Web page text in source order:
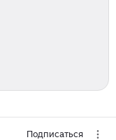
Подписаться